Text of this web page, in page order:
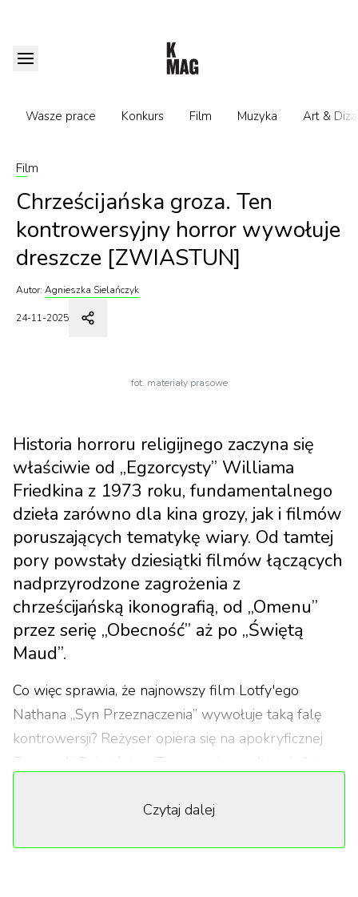
Wasze prace Konkurs Film Muzyka Art &
Film
Chrześcijańska groza. Ten
kontrowersyjny horror wywołuje
dreszcze [ZWIASTUN]
Autor: Agnieszka Sielańczyk
24-11-2025
fot. materiały prasowe
Historia horroru religijnego zaczyna się
właściwie od „Egzorcysty” Williama
Friedkina z 1973 roku, fundamentalnego
dzieła zarówno dla kina grozy, jak i filmów
poruszających tematykę wiary. Od tamtej
pory powstały dziesiątki filmów łączących
nadprzyrodzone zagrożenia z
chrześcijańską ikonografią, od „Omenu”
przez serię „Obecność” aż po „Świętą
Maud”.
Co więc sprawia, że najnowszy film Lotfy'ego
Nathana „Syn Przeznaczenia” wywołuje taką falę
kontrowersji? Reżyser opiera się na apokryficznej
Ewangelii Dzieciństwa Tomasza i przedstawia lata
Józefem i FKA twigs jako Marią. Apokryficzny tekst z
Czytaj dalej